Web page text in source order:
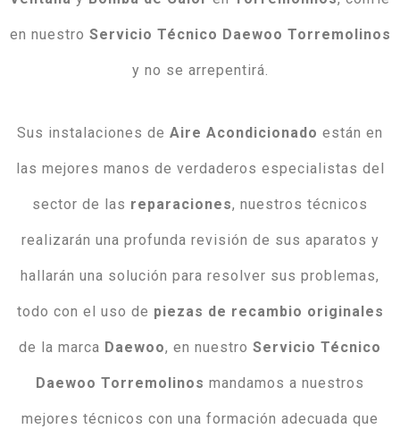
en nuestro Servicio Técnico Daewoo Torremolinos
y no se arrepentirá.
Sus instalaciones de Aire Acondicionado están en
las mejores manos de verdaderos especialistas del
sector de las reparaciones, nuestros técnicos
realizarán una profunda revisión de sus aparatos y
hallarán una solución para resolver sus problemas,
todo con el uso de piezas de recambio originales
de la marca Daewoo, en nuestro Servicio Técnico
Daewoo Torremolinos mandamos a nuestros
mejores técnicos con una formación adecuada que